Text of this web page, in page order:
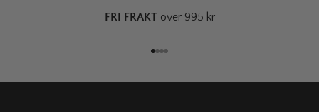
FRI FRAKTöver 995 kr
Gå till 1
Gå till 2
Gå till 3
Gå till 4